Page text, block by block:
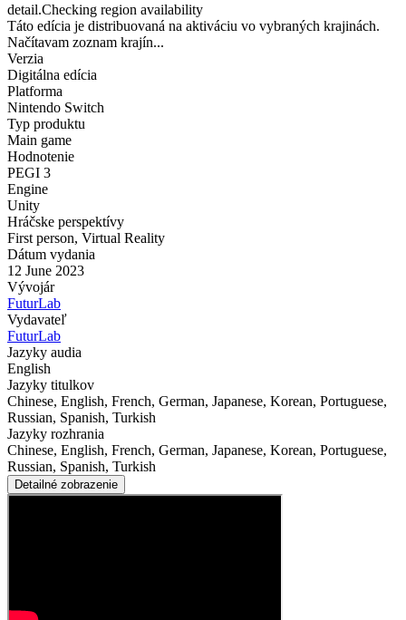
detail.Checking region availability
Táto edícia je distribuovaná na aktiváciu vo vybraných krajinách.
Načítavam zoznam krajín...
Verzia
Digitálna edícia
Platforma
Nintendo Switch
Typ produktu
Main game
Hodnotenie
PEGI 3
Engine
Unity
Hráčske perspektívy
First person, Virtual Reality
Dátum vydania
12 June 2023
Vývojár
FuturLab
Vydavateľ
FuturLab
Jazyky audia
English
Jazyky titulkov
Chinese, English, French, German, Japanese, Korean, Portuguese,
Russian, Spanish, Turkish
Jazyky rozhrania
Chinese, English, French, German, Japanese, Korean, Portuguese,
Russian, Spanish, Turkish
Detailné zobrazenie